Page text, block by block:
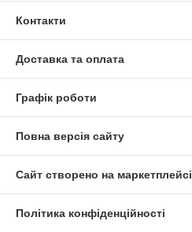
Контакти
Доставка та оплата
Графік роботи
Повна версія сайту
Сайт створено на маркетплейсі
Політика конфіденційності